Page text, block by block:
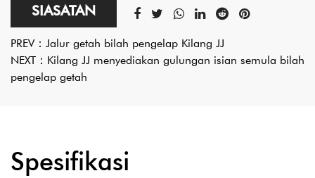
SIASATAN
PREV： Jalur getah bilah pengelap Kilang JJ
NEXT： Kilang JJ menyediakan gulungan isian semula bilah
pengelap getah
Spesifikasi